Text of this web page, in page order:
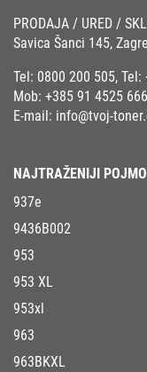
PRODAJA / URED /
Savica Šanci 145,
Tel: 0800 200 505, Tel:
Mob: +385 91 4525 666
E-mail: info@tvoj-
NAJTRAŽENIJI
937e
9436B002
953
953 XL
953xl
963
963BKXL